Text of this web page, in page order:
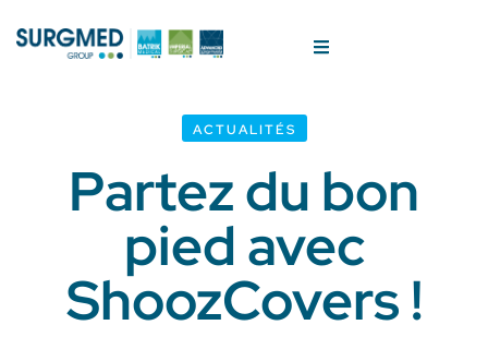
ACTUALITÉS
Partez du bon
pied avec
ShoozCovers !